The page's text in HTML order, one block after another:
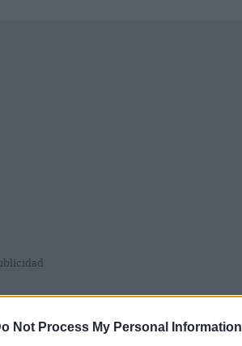
Not Process My Personal Information